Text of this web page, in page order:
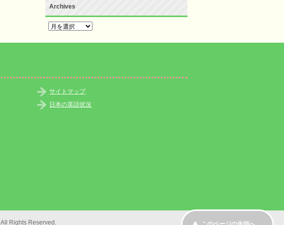
Archives
Archives
サイトマップ
日本の英語状況
All Rights Reserved.